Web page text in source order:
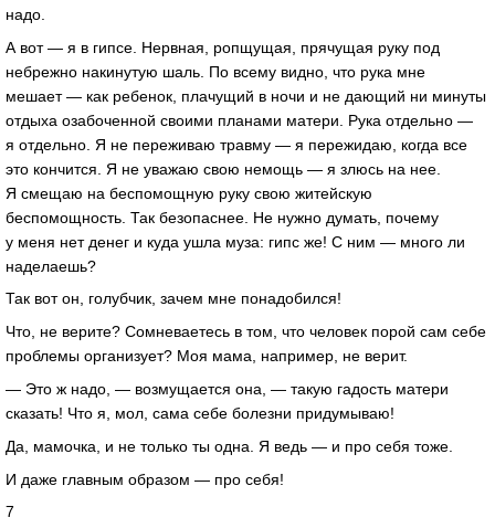
надо.
А вот — я в гипсе. Нервная, ропщущая, прячущая руку под
небрежно накинутую шаль. По всему видно, что рука мне
мешает — как ребенок, плачущий в ночи и не дающий ни минуты
отдыха озабоченной своими планами матери. Рука отдельно —
я отдельно. Я не переживаю травму — я пережидаю, когда все
это кончится. Я не уважаю свою немощь — я злюсь на нее.
Я смещаю на беспомощную руку свою житейскую
беспомощность. Так безопаснее. Не нужно думать, почему
у меня нет денег и куда ушла муза: гипс же! С ним — много ли
наделаешь?
Так вот он, голубчик, зачем мне понадобился!
Что, не верите? Сомневаетесь в том, что человек порой сам себе
проблемы организует? Моя мама, например, не верит.
— Это ж надо, — возмущается она, — такую гадость матери
сказать! Что я, мол, сама себе болезни придумываю!
Да, мамочка, и не только ты одна. Я ведь — и про себя тоже.
И даже главным образом — про себя!
7